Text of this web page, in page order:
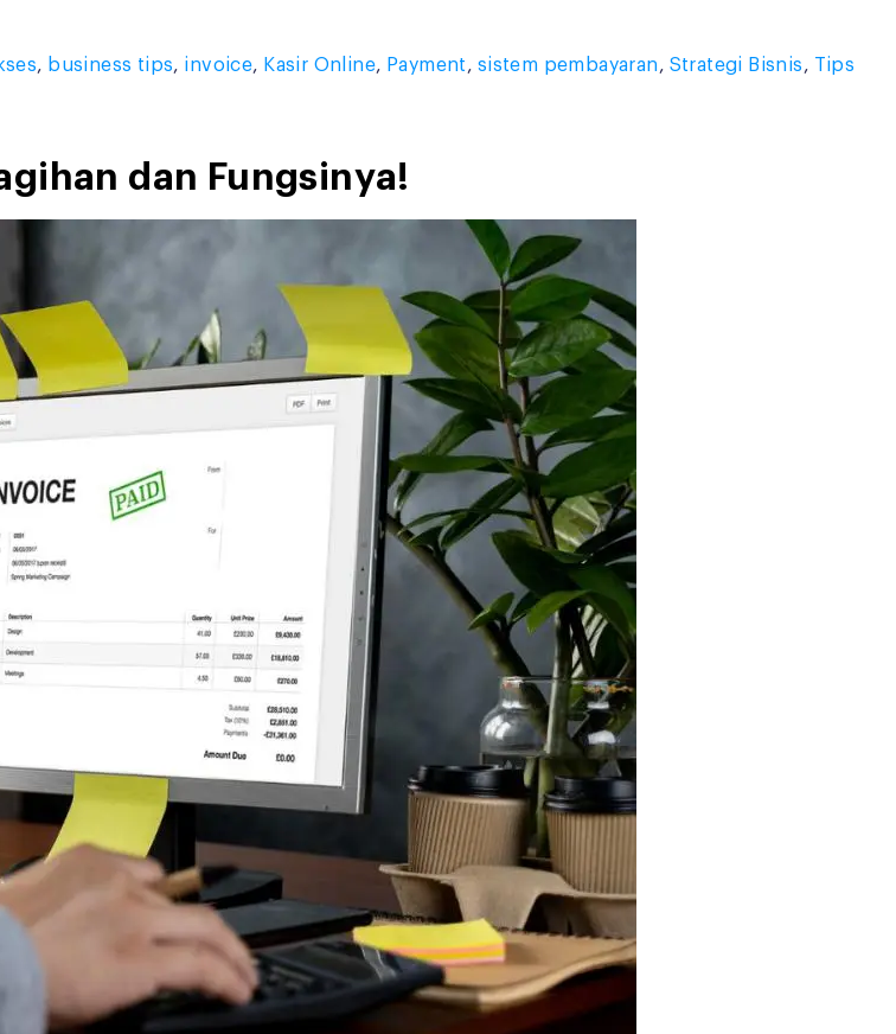
, business tips, invoice, Kasir Online, Payment, sistem pembayaran, Strategi Bisnis, Tips
dan Fungsinya!